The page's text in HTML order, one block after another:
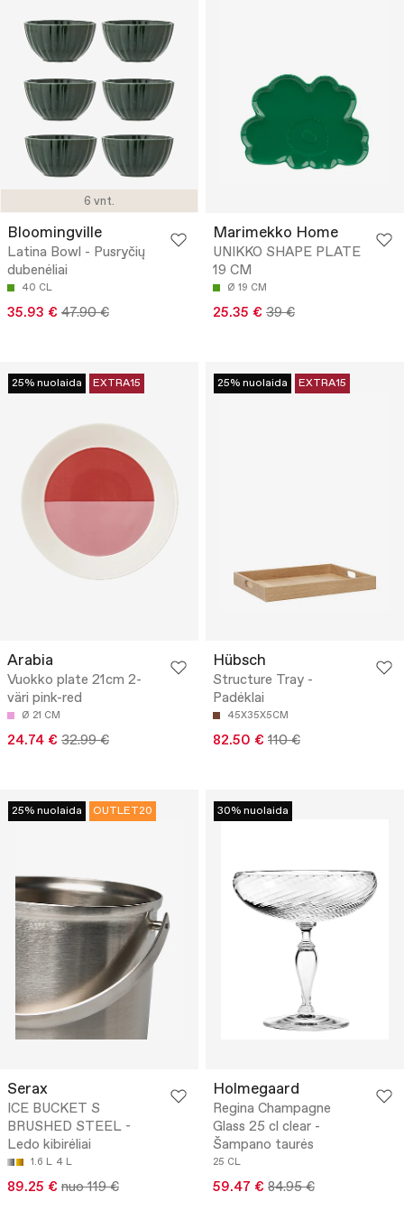
6 vnt.
Bloomingville
Latina Bowl - Pusryčių
dubenėliai
40 CL
35.93 € 47.90 €
Marimekko Home
UNIKKO SHAPE PLATE
19 CM
Ø 19 CM
25.35 € 39 €
25% nuolaida EXTRA15
Arabia
Vuokko plate 21cm 2-
väri pink-red
Ø 21 CM
24.74 € 32.99 €
25% nuolaida EXTRA15
Hübsch
Structure Tray -
Padėklai
45X35X5CM
82.50 € 110 €
25% nuolaida OUTLET20
Serax
ICE BUCKET S
BRUSHED STEEL -
Ledo kibirėliai
1.6 L 4 L
89.25 € nuo 119 €
30% nuolaida
Holmegaard
Regina Champagne
Glass 25 cl clear -
Šampano taurės
25 CL
59.47 € 84.95 €